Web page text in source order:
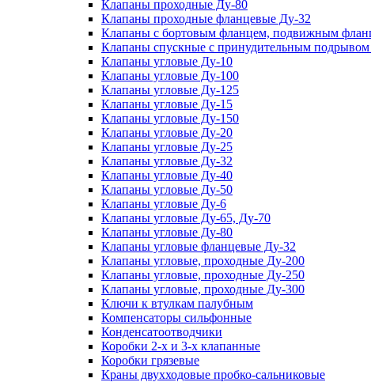
Клапаны проходные Ду-80
Клапаны проходные фланцевые Ду-32
Клапаны с бортовым фланцем, подвижным
Клапаны спускные с принудительным
Клапаны угловые Ду-10
Клапаны угловые Ду-100
Клапаны угловые Ду-125
Клапаны угловые Ду-15
Клапаны угловые Ду-150
Клапаны угловые Ду-20
Клапаны угловые Ду-25
Клапаны угловые Ду-32
Клапаны угловые Ду-40
Клапаны угловые Ду-50
Клапаны угловые Ду-6
Клапаны угловые Ду-65, Ду-70
Клапаны угловые Ду-80
Клапаны угловые фланцевые Ду-32
Клапаны угловые, проходные Ду-200
Клапаны угловые, проходные Ду-250
Клапаны угловые, проходные Ду-300
Ключи к втулкам палубным
Компенсаторы сильфонные
Конденсатоотводчики
Коробки 2-х и 3-х клапанные
Коробки грязевые
Краны двухходовые пробко-сальниковые